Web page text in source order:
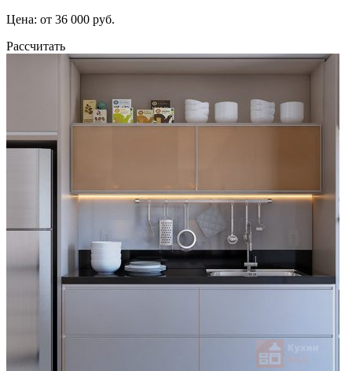
Цена: от 36 000 руб.
Рассчитать